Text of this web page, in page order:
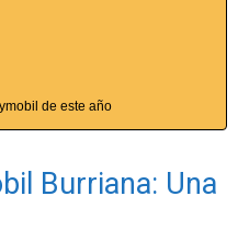
de este año
Burriana: Una